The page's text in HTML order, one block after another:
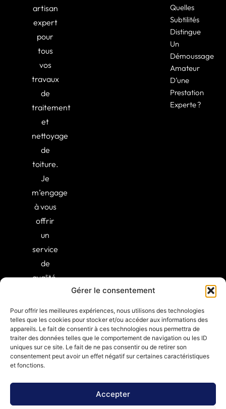
Gérer le consentement
Pour offrir les meilleures expériences, nous utilisons des technologies
telles que les cookies pour stocker et/ou accéder aux informations des
appareils. Le fait de consentir à ces technologies nous permettra de
traiter des données telles que le comportement de navigation ou les ID
uniques sur ce site. Le fait de ne pas consentir ou de retirer son
consentement peut avoir un effet négatif sur certaines caractéristiques
et fonctions.
Accepter
artisan
expert
pour
tous
vos
travaux
de
traitement
et
nettoyage
de
toiture.
Je
m’engage
à vous
offrir
un
service
de
qualité,
expertise
et
professionnalisme.
Quelles
Subtilités
Distingue
Un
Démoussage
Amateur
D’une
Prestation
Experte ?